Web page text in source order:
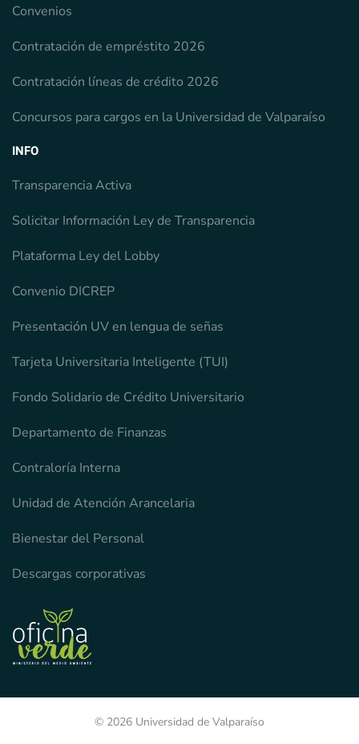
Convenios
Contratación de empréstito 2026
Contratación líneas de crédito 2026
Concursos para cargos en la Universidad de Valparaíso
INFO
Transparencia Activa
Solicitar Información Ley de Transparencia
Plataforma Ley del Lobby
Convenio DICREP
Presentación UV en lengua de señas
Tarjeta Universitaria Inteligente (TUI)
Fondo Solidario de Crédito Universitario
Departamento de Finanzas
Contraloría Interna
Unidad de Atención Arancelaria
Bienestar del Personal
Descargas corporativas
© 2026 Universidad de Valparaíso